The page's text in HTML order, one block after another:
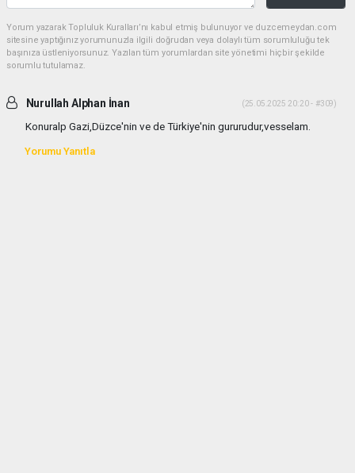
Yorum yazarak Topluluk Kuralları’nı kabul etmiş bulunuyor ve duzcemeydan.com
sitesine yaptığınız yorumunuzla ilgili doğrudan veya dolaylı tüm sorumluluğu tek
başınıza üstleniyorsunuz. Yazılan tüm yorumlardan site yönetimi hiçbir şekilde
sorumlu tutulamaz.
Nurullah Alphan İnan (25.05.2025 20:20 - #309)
Konuralp Gazi,Düzce'nin ve de Türkiye'nin gururudur,vesselam.
Yorumu Yanıtla